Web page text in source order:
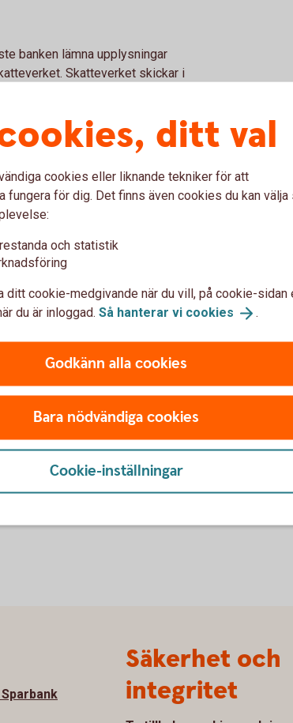
banken lämna upplysningar
Skatteverket skickar i
där du har skattehemvist.
eller vistas under ett halvår
landet på grund av
eller aktuellt lands
har
Sverige eller
Du kan läsa mer om
skattehemvist i annat land
CRS - Skatterättslig
(financesweden.se)
ditt val
cookies eller liknande tekniker för att
fungera för dig. Det finns även cookies du kan välja
och statistik
ditt cookie-medgivande när du vill, på cookie-sidan
du är inloggad. Så hanterar vi cookies .
Godkänn alla cookies
Bara nödvändiga cookies
Cookie-inställningar
Säkerhet och
integritet